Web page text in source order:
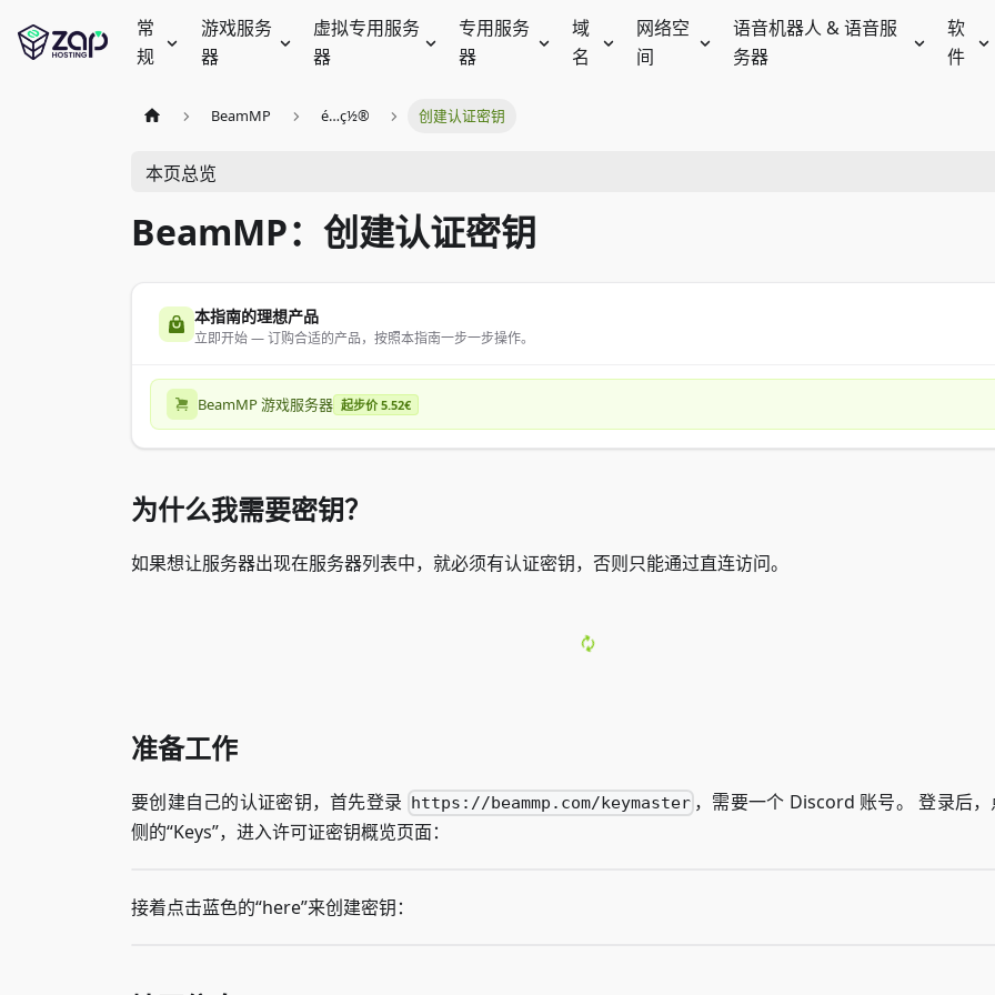
常
规
游戏服务
器
虚拟专用服务
器
专用服务
器
域
名
网络空
间
语音机器人 & 语音服
务器
软
件
BeamMP é…ç½® 创建认证密钥
本页总览
BeamMP：创建认证密钥
本指南的理想产品
立即开始 — 订购合适的产品，按照本指南一步一步操作。
BeamMP 游戏服务器 起步价 5.52€
为什么我需要密钥？
如果想让服务器出现在服务器列表中，就必须有认证密钥，否则只能通过直连访问。
准备工作
要创建自己的认证密钥，首先登录 https://beammp.com/keymaster ，需要一个 Discord 账号。 登录后
侧的“Keys”，进入许可证密钥概览页面：
接着点击蓝色的“here”来创建密钥：